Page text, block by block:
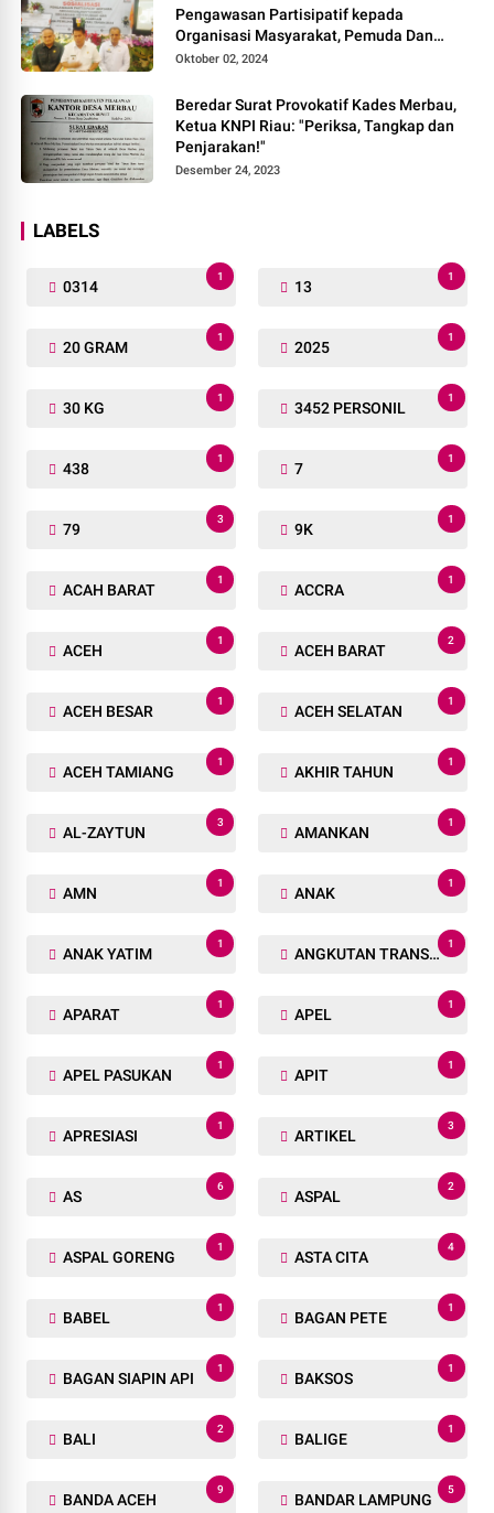
Pengawasan Partisipatif kepada
Organisasi Masyarakat, Pemuda Dan
Agama Pada pilkada Serentak 2024
Oktober 02, 2024
Beredar Surat Provokatif Kades Merbau,
Ketua KNPI Riau: "Periksa, Tangkap dan
Penjarakan!"
Desember 24, 2023
LABELS
0314
1
13
1
20 GRAM
1
2025
1
30 KG
1
3452 PERSONIL
1
438
1
7
1
79
3
9K
1
ACAH BARAT
1
ACCRA
1
ACEH
1
ACEH BARAT
2
ACEH BESAR
1
ACEH SELATAN
1
ACEH TAMIANG
1
AKHIR TAHUN
1
AL-ZAYTUN
3
AMANKAN
1
AMN
1
ANAK
1
ANAK YATIM
1
ANGKUTAN TRANSPORTASI
1
APARAT
1
APEL
1
APEL PASUKAN
1
APIT
1
APRESIASI
1
ARTIKEL
3
AS
6
ASPAL
2
ASPAL GORENG
1
ASTA CITA
4
BABEL
1
BAGAN PETE
1
BAGAN SIAPIN API
1
BAKSOS
1
BALI
2
BALIGE
1
BANDA ACEH
9
BANDAR LAMPUNG
5